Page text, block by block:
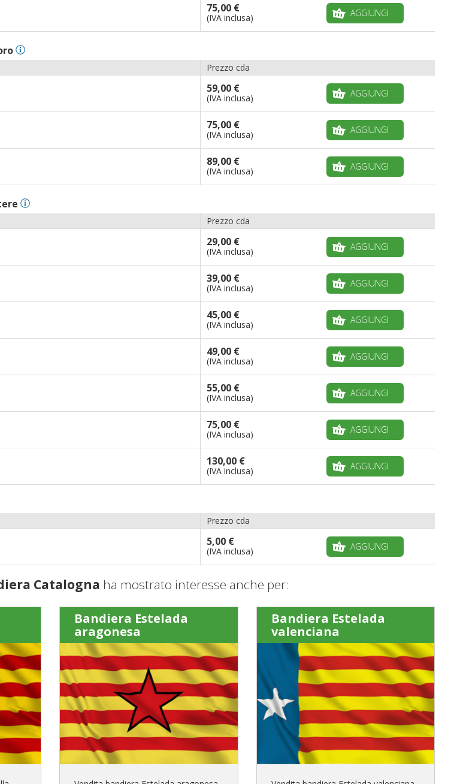
75,00 €
(IVA inclusa) AGGIUNGI
Prezzo cda
59,00 €
(IVA inclusa) AGGIUNGI
75,00 €
(IVA inclusa) AGGIUNGI
89,00 €
(IVA inclusa) AGGIUNGI
Prezzo cda
29,00 €
(IVA inclusa) AGGIUNGI
39,00 €
(IVA inclusa) AGGIUNGI
45,00 €
(IVA inclusa) AGGIUNGI
49,00 €
(IVA inclusa) AGGIUNGI
55,00 €
(IVA inclusa) AGGIUNGI
75,00 €
(IVA inclusa) AGGIUNGI
130,00 €
(IVA inclusa) AGGIUNGI
Prezzo cda
5,00 €
(IVA inclusa) AGGIUNGI
Catalogna ha mostrato interesse anche per:
Bandiera Estelada
aragonesa
Bandiera Estelada
valenciana